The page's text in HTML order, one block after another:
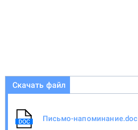
Скачать файл
Письмо-напоминание.doc